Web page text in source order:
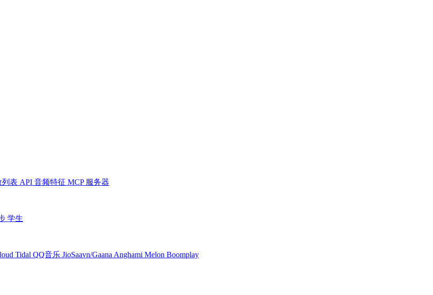
列表 API 音频特征 MCP 服务器
学生
Tidal QQ音乐 JioSaavn/Gaana Anghami Melon Boomplay